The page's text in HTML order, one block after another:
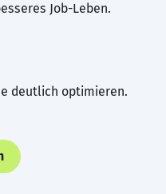
Job-Leben.
deutlich optimieren.